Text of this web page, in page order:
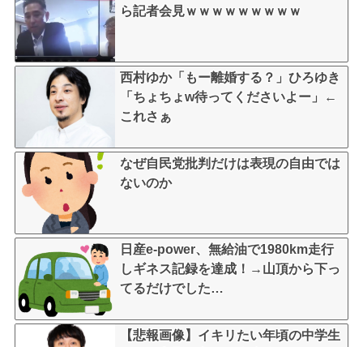
ら記者会見ｗｗｗｗｗｗｗｗｗ
西村ゆか「もー離婚する？」ひろゆき
「ちょちょw待ってくださいよー」←
これさぁ
なぜ自民党批判だけは表現の自由では
ないのか
日産e-power、無給油で1980km走行
しギネス記録を達成！→山頂から下っ
てるだけでした…
【悲報画像】イキリたい年頃の中学生